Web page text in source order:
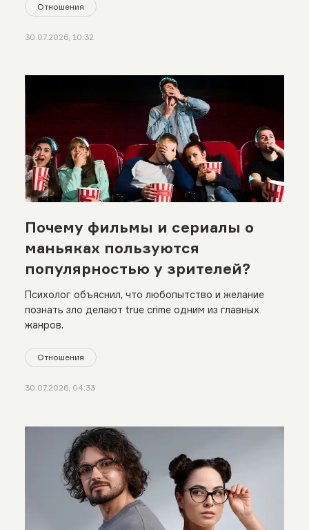
Отношения
30.07.2026, 10:32
Почему фильмы и сериалы о
маньяках пользуются
популярностью у зрителей?
Психолог объяснил, что любопытство и желание
познать зло делают true crime одним из главных
жанров.
Отношения
30.07.2026, 04:33